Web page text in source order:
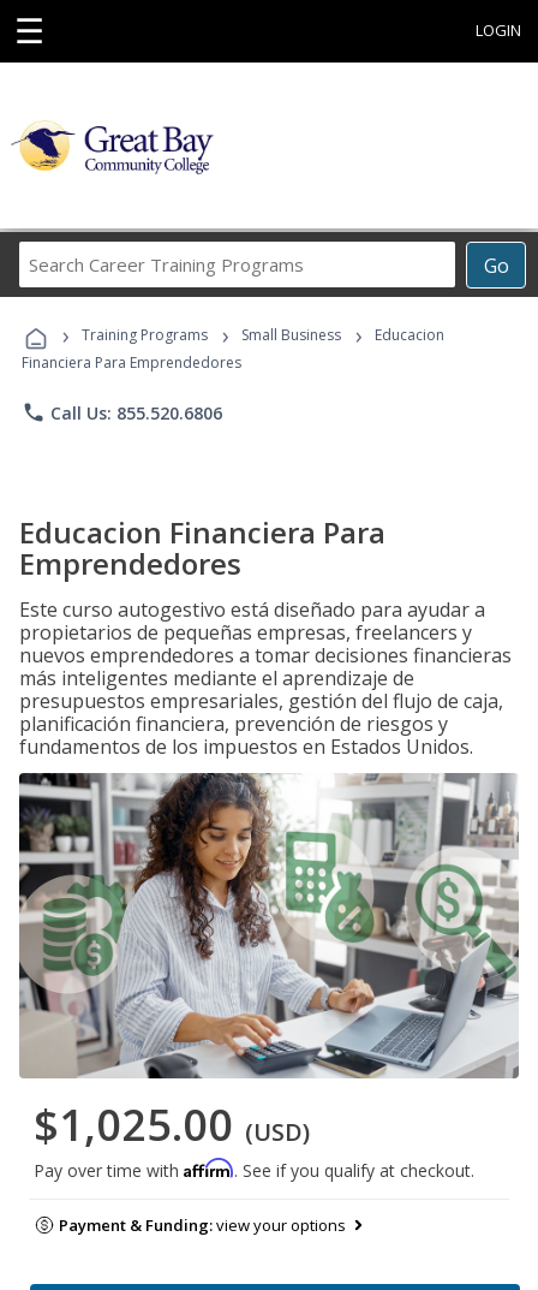
☰ LOGIN
Go
Career
Programs
› Training Programs › Small Business ›
Educacion
Financiera Para Emprendedores
phone Call Us: 855.520.6806
Educacion Financiera Para
Emprendedores
Este curso autogestivo está diseñado para ayudar a
propietarios de pequeñas empresas, freelancers y
nuevos emprendedores a tomar decisiones financieras
más inteligentes mediante el aprendizaje de
presupuestos empresariales, gestión del flujo de caja,
planificación financiera, prevención de riesgos y
fundamentos de los impuestos en Estados Unidos.
$1,025.00 (USD)
Pay over time with Affirm. See if you qualify at checkout.
Payment & Funding:view your options